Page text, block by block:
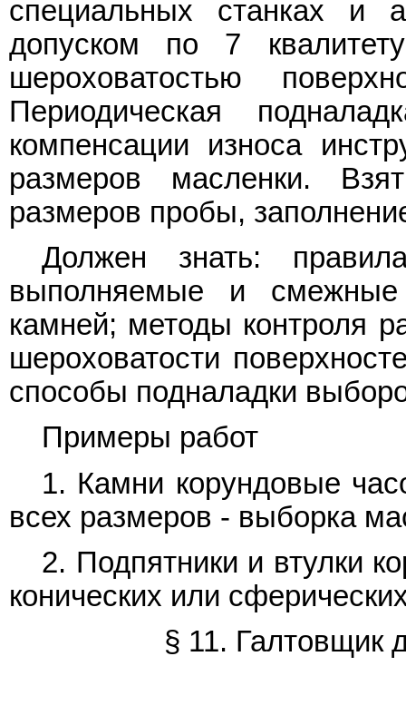
специальных станках и
допуском по 7
шероховатостью
Периодическая
компенсации износа
размеров масленки.
размеров пробы,
Должен знать:
выполняемые и смежные
камней; методы контроля
шероховатости
способы подналадки
Примеры работ
1. Камни корундовые
всех размеров - выборка
2. Подпятники и втулки
конических или
§ 11. Галтовщик